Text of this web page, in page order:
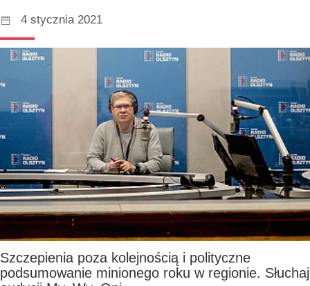
4 stycznia 2021
Szczepienia poza kolejnością i polityczne
podsumowanie minionego roku w regionie. Słuchaj